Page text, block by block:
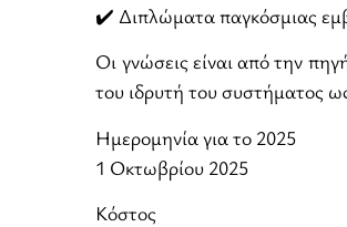
✔️ Διπλώματα παγκόσμιας
Οι γνώσεις είναι από την
του ιδρυτή του συστήματος
Ημερομηνία για το 2025
1 Οκτωβρίου 2025
Κόστος